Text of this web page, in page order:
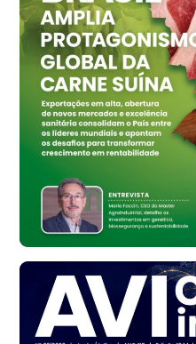
Vermelho
R$ 159,31
cx
Ovo Branco - Regional
Bastos (SP)
R$ 134,42
cx
Ovo Vermelho - Regional
Bastos (SP)
R$ 148,56
cx
Frango - Indicador
R$ 7,16
kg